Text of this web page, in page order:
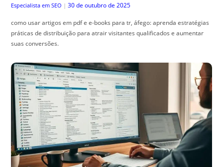
Especialista em SEO | 30 de outubro de 2025
como usar artigos em pdf e e-books para tr, áfego: aprenda estratégias
práticas de distribuição para atrair visitantes qualificados e aumentar
suas conversões.